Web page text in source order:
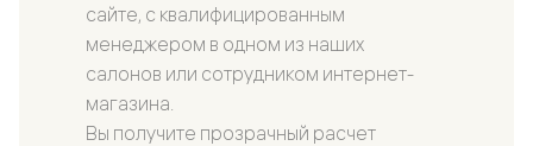
сайте, с квалифицированным
менеджером в одном из наших
салонов или сотрудником интернет-
магазина.
Вы получите прозрачный расчет